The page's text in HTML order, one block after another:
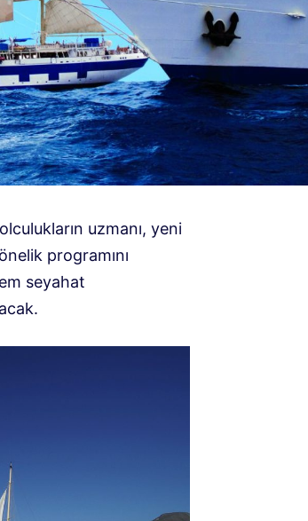
uzmanı, yeni
programını
seyahat